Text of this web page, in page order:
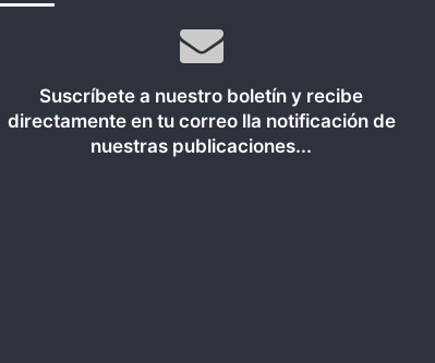
Suscríbete a nuestro boletín y recibe
directamente en tu correo lla notificación de
nuestras publicaciones...